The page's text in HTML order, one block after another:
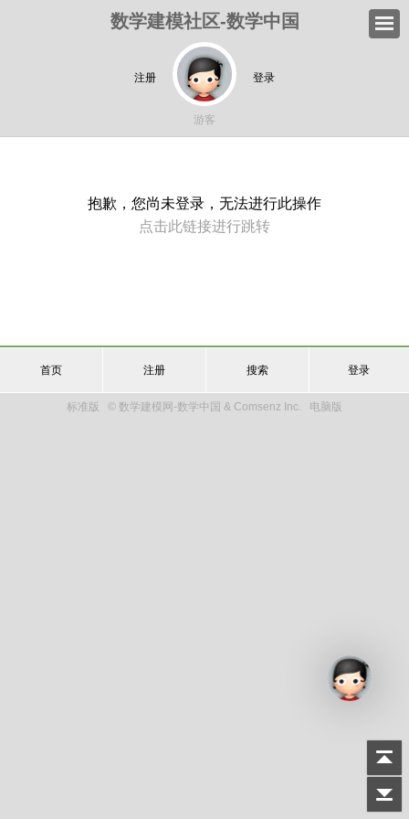
数学建模社区-数学中国
注册 登录
游客
抱歉，您尚未登录，无法进行此操作
点击此链接进行跳转
首页 注册 搜索 登录
标准版 © 数学建模网-数学中国 & Comsenz Inc. 电脑版